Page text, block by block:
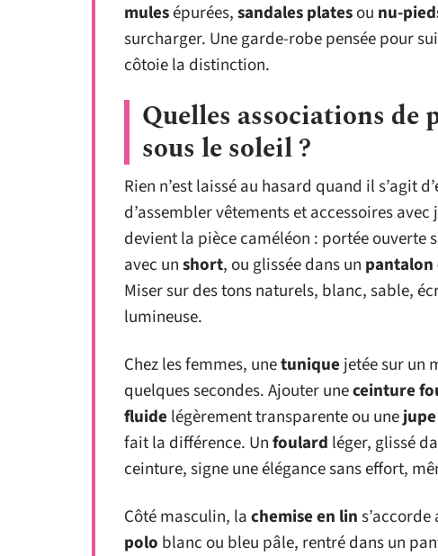
mulesépurées,sandales platesou nu-
surcharger. Une garde-robe pensée pour
côtoie la distinction.
Quelles associations de
sous le soleil ?
Rien n’est laissé au hasard quand il s’agit
d’assembler vêtements et accessoires
devient la pièce caméléon : portée ouverte
avec unshort, ou glissée dans un pantalon
Miser sur des tons naturels, blanc, sable,
lumineuse.
Chez les femmes, unetunique jetée sur un
quelques secondes. Ajouter uneceinture
fluide légèrement transparente ou une
fait la différence. Unfoulard léger, glissé
ceinture, signe une élégance sans effort,
Côté masculin, lachemise en lins’accorde
polo blanc ou bleu pâle, rentré dans un